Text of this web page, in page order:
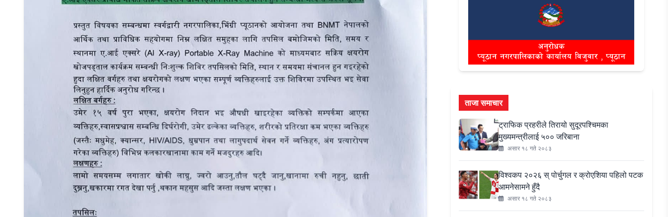
ताजा समाचार
ट्राफिक प्रहरीले तिरायो सुदूरपश्चिमका
मुख्यमन्त्रीलाई ५०० जरिबाना
असार १८ गते २०८३
विश्वकप २०२६ स् पोर्चुगल र क्रोएशिया पहिलो पटक
आमनेसामने हुँदै
असार १८ गते २०८३